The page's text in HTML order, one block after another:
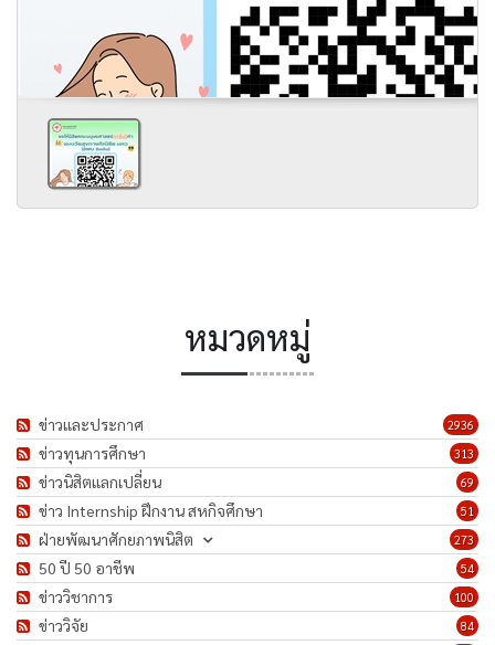
หมวดหมู่
2936
ข่าวและประกาศ
313
ข่าวทุนการศึกษา
69
ข่าวนิสิตแลกเปลี่ยน
51
ข่าว Internship ฝึกงาน สหกิจศึกษา
273
ฝ่ายพัฒนาศักยภาพนิสิต
54
50 ปี 50 อาชีพ
100
ข่าววิชาการ
84
ข่าววิจัย